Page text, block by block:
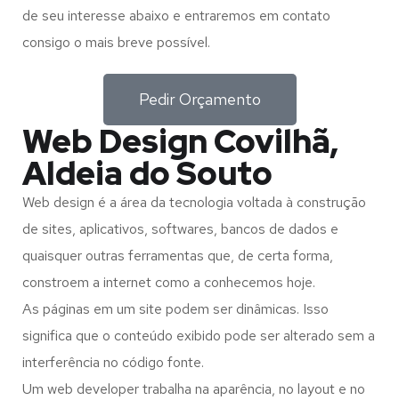
de seu interesse abaixo e entraremos em contato
consigo o mais breve possível.
Pedir Orçamento
Web Design Covilhã,
Aldeia do Souto
Web design é a área da tecnologia voltada à construção
de sites, aplicativos, softwares, bancos de dados e
quaisquer outras ferramentas que, de certa forma,
constroem a internet como a conhecemos hoje.
As páginas em um site podem ser dinâmicas. Isso
significa que o conteúdo exibido pode ser alterado sem a
interferência no código fonte.
Um web developer trabalha na aparência, no layout e no